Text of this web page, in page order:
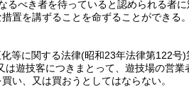
るべき者を待っていると認められる者
置を講ずることを命ずることができる。
等に関する法律(昭和23年法律第122号)
遊技客につきまとって、遊技場の営
い、又は買おうとしてはならない。